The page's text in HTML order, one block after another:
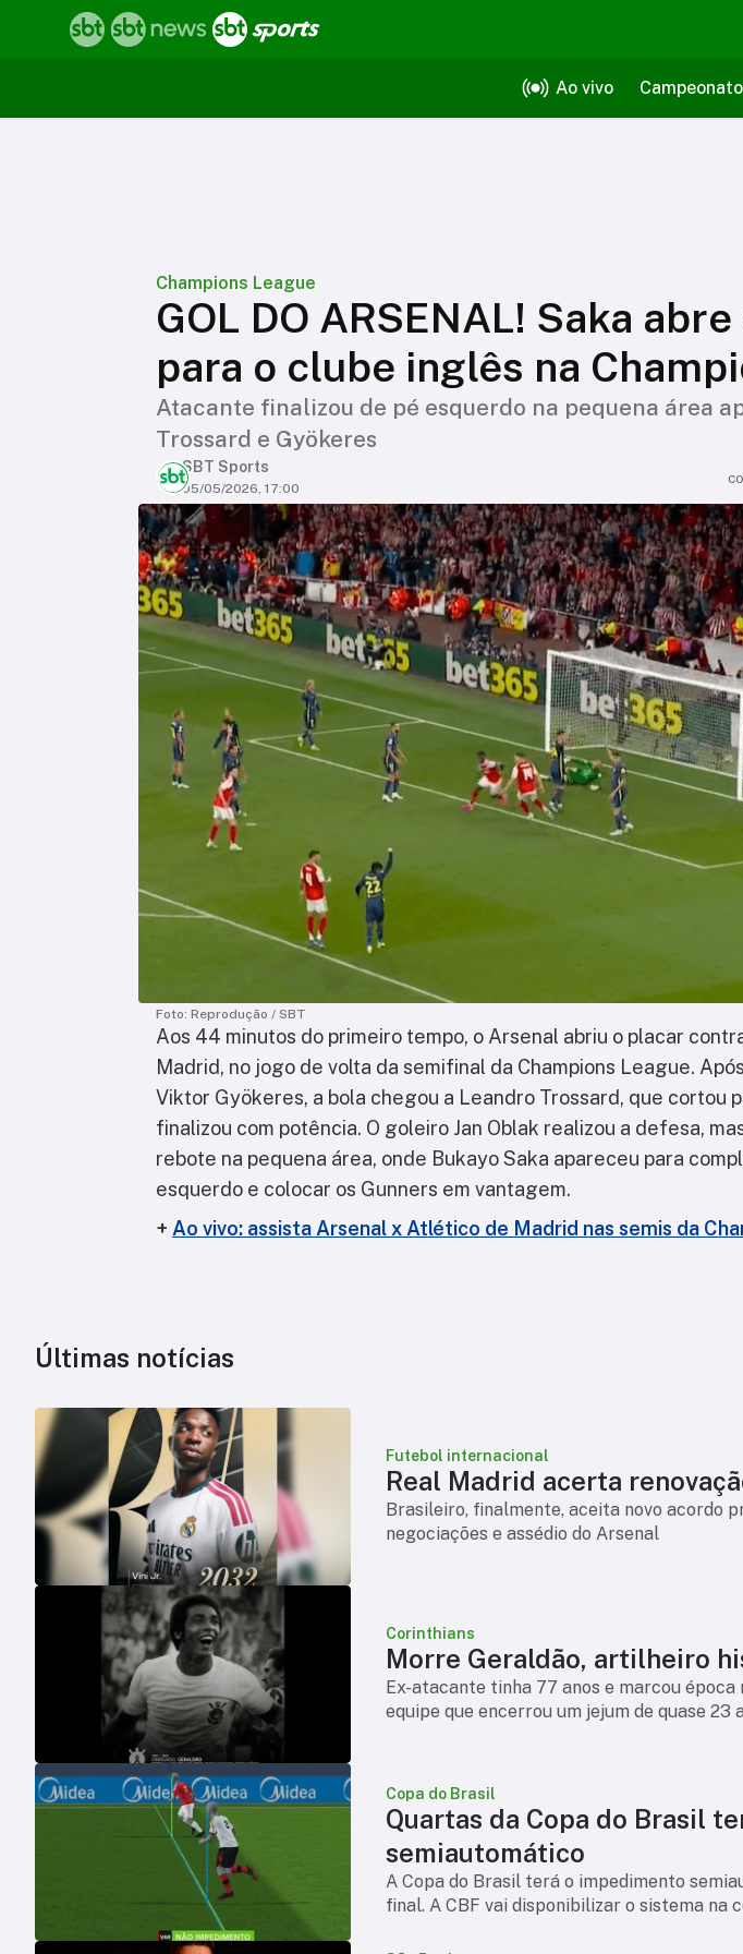
Ao vivo
Champions League
GOL DO ARSENAL! Saka
para o clube inglês na
Atacante finalizou de pé esquerdo na pequena área
Trossard e Gyökeres
SBT Sports
05/05/2026, 17:00
Foto: Reprodução / SBT
Aos 44 minutos do primeiro tempo, o Arsenal abriu o placar
Madrid, no jogo de volta da semifinal da Champions League.
Viktor Gyökeres, a bola chegou a Leandro Trossard, que cortou
finalizou com potência. O goleiro Jan Oblak realizou a defesa,
rebote na pequena área, onde Bukayo Saka apareceu para
esquerdo e colocar os Gunners em vantagem.
+ Ao vivo: assista Arsenal x Atlético de Madrid nas semis da
Últimas notícias
Futebol internacional
Real Madrid acerta
Brasileiro, finalmente, aceita novo acordo
negociações e assédio do Arsenal
Corinthians
Morre Geraldão, artilheiro
Ex-atacante tinha 77 anos e marcou
equipe que encerrou um jejum de quase 23
Copa do Brasil
Quartas da Copa do Brasil
semiautomático
A Copa do Brasil terá o impedimento
final. A CBF vai disponibilizar o sistema na